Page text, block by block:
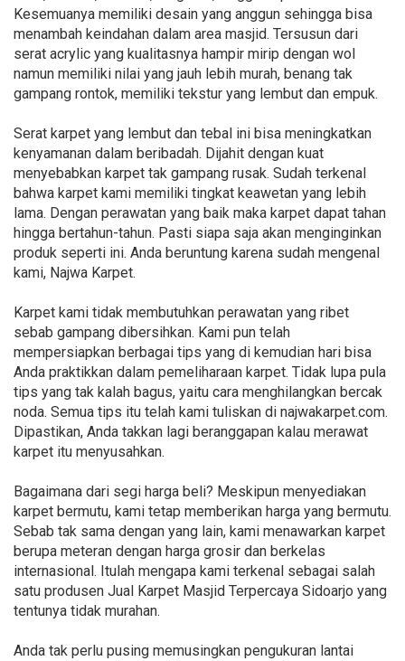
Kesemuanya memiliki desain yang anggun sehingga bisa
menambah keindahan dalam area masjid. Tersusun dari
serat acrylic yang kualitasnya hampir mirip dengan wol
namun memiliki nilai yang jauh lebih murah, benang tak
gampang rontok, memiliki tekstur yang lembut dan empuk.
Serat karpet yang lembut dan tebal ini bisa meningkatkan
kenyamanan dalam beribadah. Dijahit dengan kuat
menyebabkan karpet tak gampang rusak. Sudah terkenal
bahwa karpet kami memiliki tingkat keawetan yang lebih
lama. Dengan perawatan yang baik maka karpet dapat tahan
hingga bertahun-tahun. Pasti siapa saja akan menginginkan
produk seperti ini. Anda beruntung karena sudah mengenal
kami, Najwa Karpet.
Karpet kami tidak membutuhkan perawatan yang ribet
sebab gampang dibersihkan. Kami pun telah
mempersiapkan berbagai tips yang di kemudian hari bisa
Anda praktikkan dalam pemeliharaan karpet. Tidak lupa pula
tips yang tak kalah bagus, yaitu cara menghilangkan bercak
noda. Semua tips itu telah kami tuliskan di najwakarpet.com.
Dipastikan, Anda takkan lagi beranggapan kalau merawat
karpet itu menyusahkan.
Bagaimana dari segi harga beli? Meskipun menyediakan
karpet bermutu, kami tetap memberikan harga yang bermutu.
Sebab tak sama dengan yang lain, kami menawarkan karpet
berupa meteran dengan harga grosir dan berkelas
internasional. Itulah mengapa kami terkenal sebagai salah
satu produsen Jual Karpet Masjid Terpercaya Sidoarjo yang
tentunya tidak murahan.
Anda tak perlu pusing memusingkan pengukuran lantai